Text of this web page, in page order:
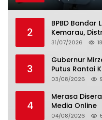
2
BPBD Bandar
Kemarau,
31/07/2026 18
3
Gubernur
Putus Rantai
03/08/2026 9
4
Merasa
Media Online
04/08/2026